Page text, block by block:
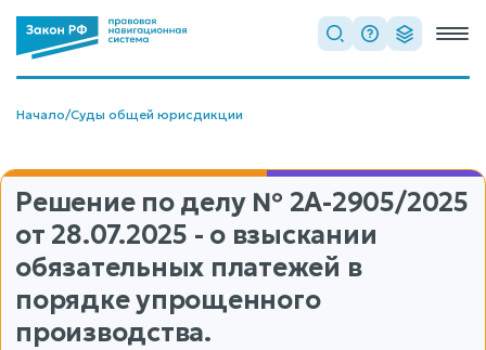
Начало/Суды общей юрисдикции
Решение по делу № 2А-2905/2025
от 28.07.2025 - о взыскании
обязательных платежей в
порядке упрощенного
производства.